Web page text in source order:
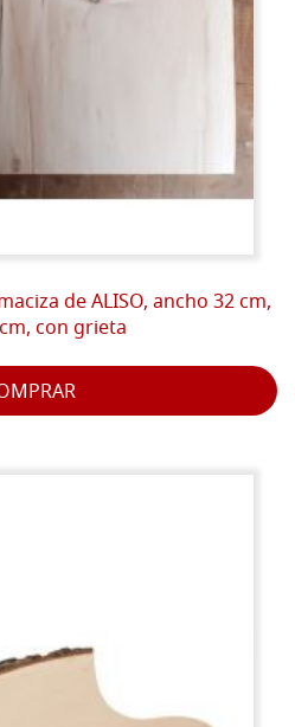
de ALISO, ancho 32 cm,
con grieta